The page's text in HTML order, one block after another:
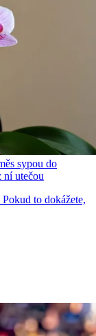
sypou do
ní utečou
to dokážete,